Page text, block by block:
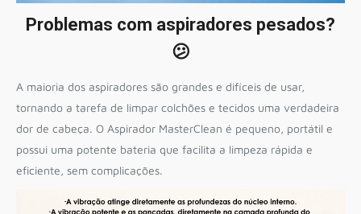
Problemas com aspiradores pesados?
😕
A maioria dos aspiradores são grandes e difíceis de usar,
tornando a tarefa de limpar colchões e tecidos uma verdadeira
dor de cabeça. O Aspirador MasterClean é pequeno, portátil e
possui uma potente bateria que facilita a limpeza rápida e
eficiente, sem complicações.